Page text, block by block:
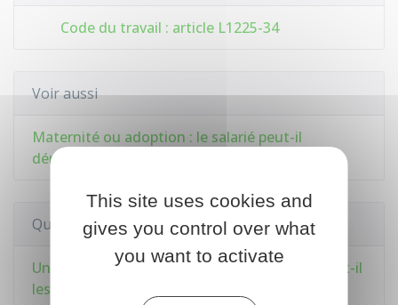
Code du travail : article L1225-34
Voir aussi
Maternité ou adoption : le salarié peut-il
démissionner pour élever un enfant ?
Questions ? Réponses !
Un ressortissant européen salarié en France a-t-il
les mêmes droits qu'un salarié français ?
This site uses cookies and
gives you control over what
you want to activate